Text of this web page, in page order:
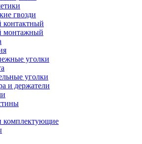
гвозди
контактный
монтажный
уголки
уголки
и держатели
комплектующие